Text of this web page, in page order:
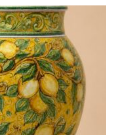
varianti.
Le
opzioni
possono
essere
scelte
nella
pagina
del
prodotto